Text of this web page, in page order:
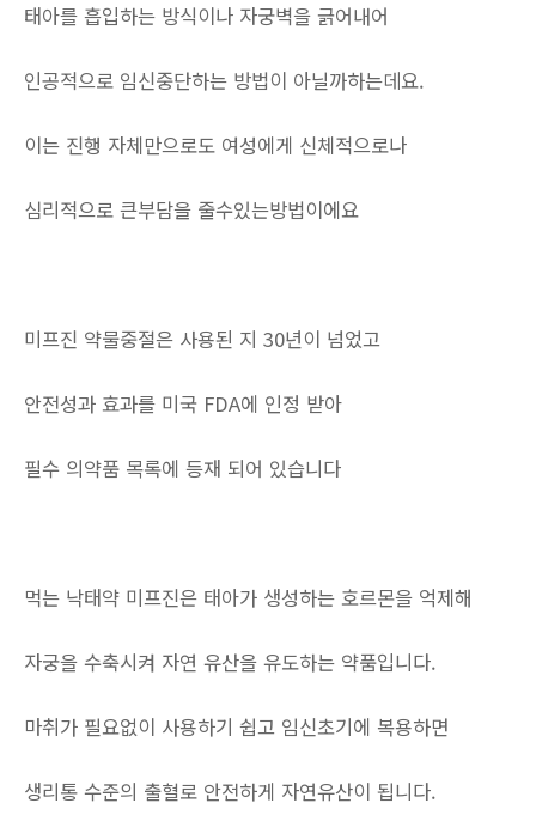
태아를 흡입하는 방식이나 자궁벽을 긁어내어
인공적으로 임신중단하는 방법이 아닐까하는데요.
이는 진행 자체만으로도 여성에게 신체적으로나
심리적으로 큰부담을 줄수있는방법이에요
미프진 약물중절은 사용된 지 30년이 넘었고
안전성과 효과를 미국 FDA에 인정 받아
필수 의약품 목록에 등재 되어 있습니다
먹는 낙태약 미프진은 태아가 생성하는 호르몬을 억제해
자궁을 수축시켜 자연 유산을 유도하는 약품입니다.
마취가 필요없이 사용하기 쉽고 임신초기에 복용하면
생리통 수준의 출혈로 안전하게 자연유산이 됩니다.